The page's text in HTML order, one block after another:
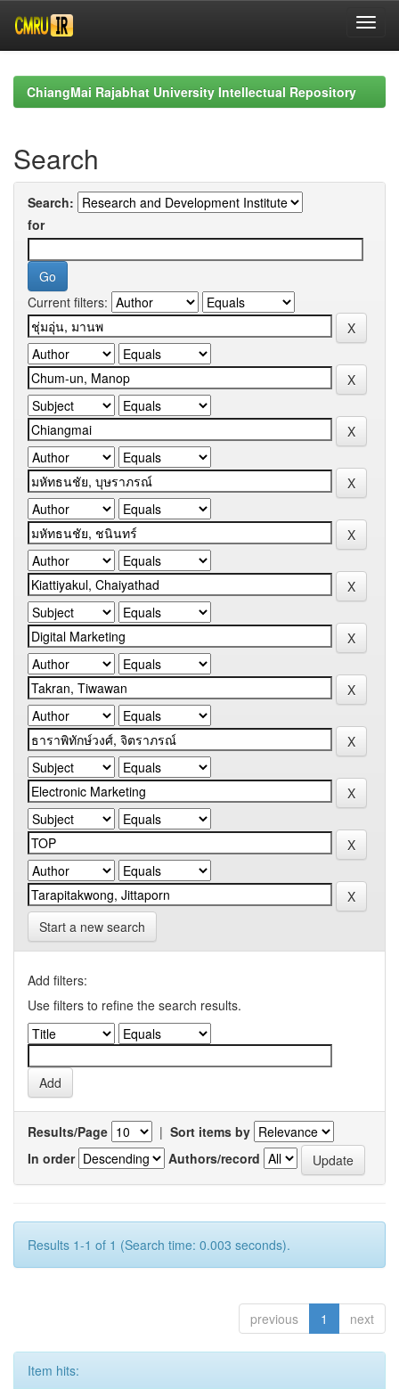
navigationChiangMai Rajabhat University Intellectual Repository
Search
Search:
for
Current filters:
Start a new search
Add filters:
Use filters to refine the search results.
Results/Page | Sort items by
In order
Authors/record
Results 1-1 of 1 (Search time: 0.003 seconds).
previous 1 next
Item hits: